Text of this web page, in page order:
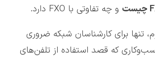
چیست و چه تفاوتی با FXO دارد.
تنها برای کارشناسان شبکه ضروری
که قصد استفاده از تلفن‌های